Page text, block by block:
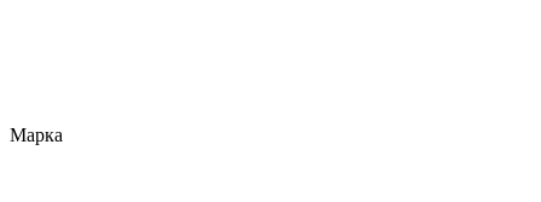
Марка